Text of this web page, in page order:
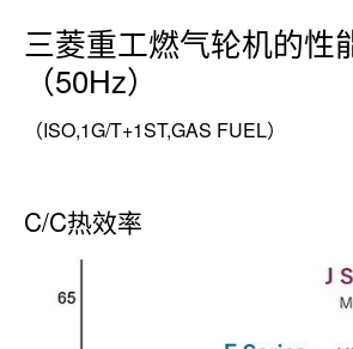
三菱重工燃气轮机的性
（50Hz）
（ISO,1G/T+1ST,GAS FUEL）
C/C热效率